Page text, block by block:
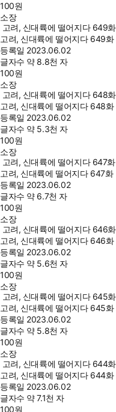
100원
소장
고려, 신대륙에 떨어지다 649
고려, 신대륙에 떨어지다 649화
등록일 2023.06.02
글자수 약 8.8천 자
100원
소장
고려, 신대륙에 떨어지다 648
고려, 신대륙에 떨어지다 648화
등록일 2023.06.02
글자수 약 5.3천 자
100원
소장
고려, 신대륙에 떨어지다 647
고려, 신대륙에 떨어지다 647화
등록일 2023.06.02
글자수 약 6.7천 자
100원
소장
고려, 신대륙에 떨어지다 646
고려, 신대륙에 떨어지다 646화
등록일 2023.06.02
글자수 약 5.6천 자
100원
소장
고려, 신대륙에 떨어지다 645
고려, 신대륙에 떨어지다 645화
등록일 2023.06.02
글자수 약 5.8천 자
100원
소장
고려, 신대륙에 떨어지다 644
고려, 신대륙에 떨어지다 644화
등록일 2023.06.02
글자수 약 7.1천 자
100원